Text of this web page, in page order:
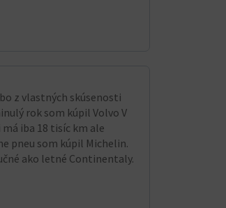
z vlastných skúsenosti
rok som kúpil Volvo V
iba 18 tisíc km ale
pneu som kúpil Michelin.
ako letné Continentaly.